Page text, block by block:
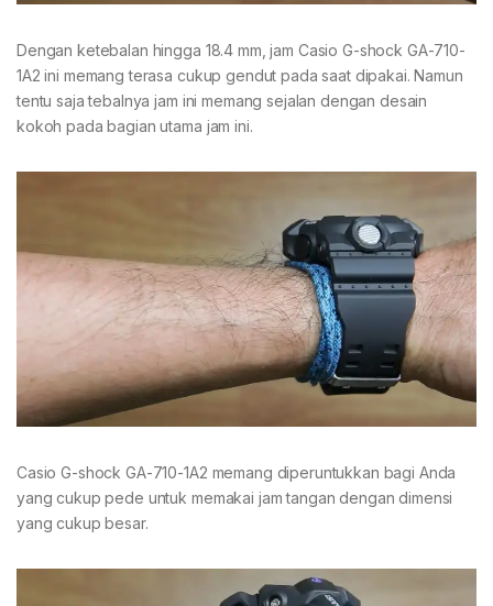
Dengan ketebalan hingga 18.4 mm, jam Casio G-shock GA-710-
1A2 ini memang terasa cukup gendut pada saat dipakai. Namun
tentu saja tebalnya jam ini memang sejalan dengan desain
kokoh pada bagian utama jam ini.
Casio G-shock GA-710-1A2 memang diperuntukkan bagi Anda
yang cukup pede untuk memakai jam tangan dengan dimensi
yang cukup besar.